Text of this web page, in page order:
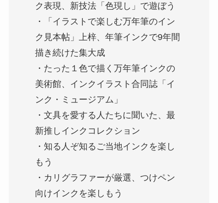
ク表現、新技法「色現し」で遊ぼう
・「イラストで楽しむ万年筆のイン
ク見本帖」上梓、年筆インクで9年間
描き続けた集大成
・たった１色で描く万年筆インクの
美術館、インクイラスト合同誌「イ
ンク・ミュージアム」
・文具を愛する人たちに聞いた、最
新推しインクコレクション
・知る人ぞ知るご当地インクを楽し
もう
・カリグラファーが厳選、つけペン
向けインクを楽しもう